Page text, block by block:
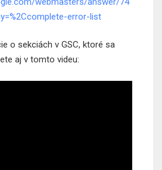
error-list
o sekciách v GSC, ktoré sa
aj v tomto videu: